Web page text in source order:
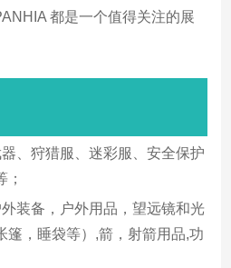
都是一个值得关注的展
、狩猎服、迷彩服、安全保护
装备，户外用品，望远镜和光
篷，睡袋等）,箭，射箭用品,功